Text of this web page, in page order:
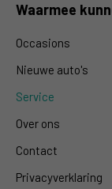
Waarmee
Occasions
Nieuwe auto's
Service
Over ons
Contact
Privacyverklaring